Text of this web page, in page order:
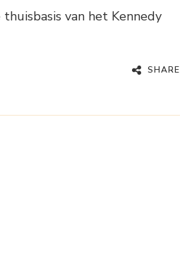
van het Kennedy
SHARE